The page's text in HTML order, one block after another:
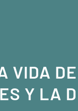
VIDA
Y LA